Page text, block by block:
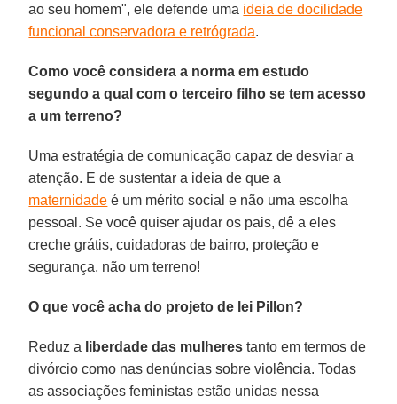
ao seu homem", ele defende uma ideia de docilidade
funcional conservadora e retrógrada.
Como você considera a norma em estudo
segundo a qual com o terceiro filho se tem acesso
a um terreno?
Uma estratégia de comunicação capaz de desviar a
atenção. E de sustentar a ideia de que a
maternidade é um mérito social e não uma escolha
pessoal. Se você quiser ajudar os pais, dê a eles
creche grátis, cuidadoras de bairro, proteção e
segurança, não um terreno!
O que você acha do projeto de lei Pillon?
Reduz a liberdade das mulheres tanto em termos de
divórcio como nas denúncias sobre violência. Todas
as associações feministas estão unidas nessa